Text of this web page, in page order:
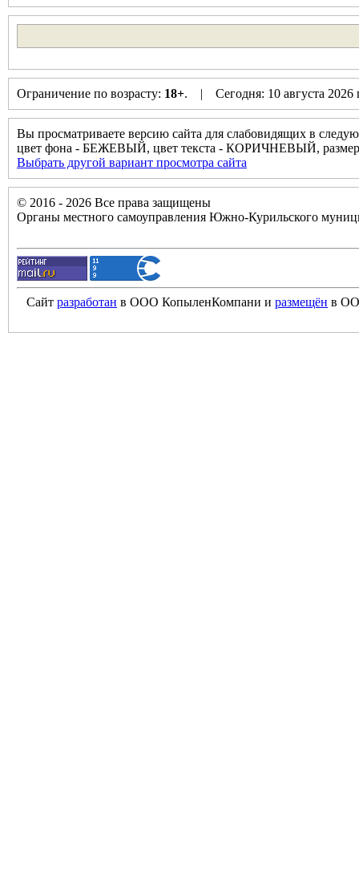
Ограничение по возрасту: 18+. | Сегодня: 10 августа
Вы просматриваете версию сайта для слабовидящих в
цвет фона - БЕЖЕВЫЙ, цвет текста - КОРИЧНЕВЫЙ,
Выбрать другой вариант просмотра сайта
© 2016 - 2026 Все права защищены
Органы местного самоуправления Южно-Курильского
Сайт разработан в ООО КопыленКомпани и размещён в